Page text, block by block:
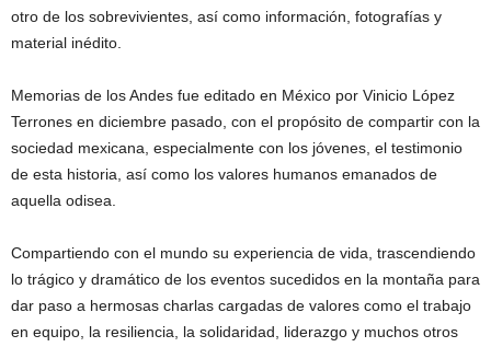
otro de los sobrevivientes, así como información, fotografías y
material inédito.
Memorias de los Andes fue editado en México por Vinicio López
Terrones en diciembre pasado, con el propósito de compartir con la
sociedad mexicana, especialmente con los jóvenes, el testimonio
de esta historia, así como los valores humanos emanados de
aquella odisea.
Compartiendo con el mundo su experiencia de vida, trascendiendo
lo trágico y dramático de los eventos sucedidos en la montaña para
dar paso a hermosas charlas cargadas de valores como el trabajo
en equipo, la resiliencia, la solidaridad, liderazgo y muchos otros